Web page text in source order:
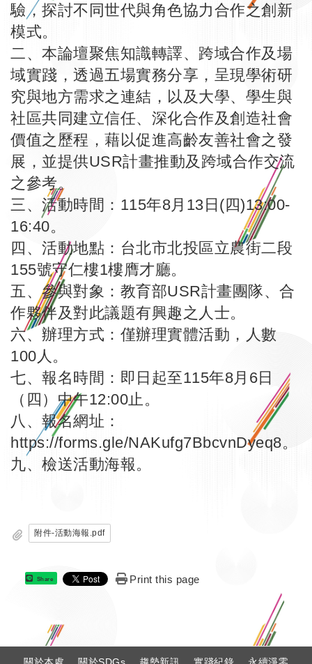
驗，探討不同世代與角色協力合作之創新
模式。
二、本論壇聚焦知識轉譯、跨域合作及場
域實踐，透過五場實務分享，呈現學術研
究與地方需求之連結，以及大學、學生與
社區共同建立信任、深化合作及創造社會
價值之歷程，藉以促進高齡友善社會之發
展，並提供USR計畫推動及跨域合作交流
之參考。
三、活動時間：115年8月13日(四)13:00-
16:40。
四、活動地點：台北市北投區立農街二段
155號守仁樓1樓膺才廳。
五、參與對象：教育部USR計畫團隊、合
作夥伴及對此議題有興趣之人士。
六、辦理方式：僅辦理實體活動，人數
100人。
七、報名時間：即日起至115年8月6日
（四）中午12:00止。
八、報名網址：
https://forms.gle/NAKufg7BbcvnDyeq8。
九、檢送活動海報。
附件-活動海報.pdf
Share Print this page